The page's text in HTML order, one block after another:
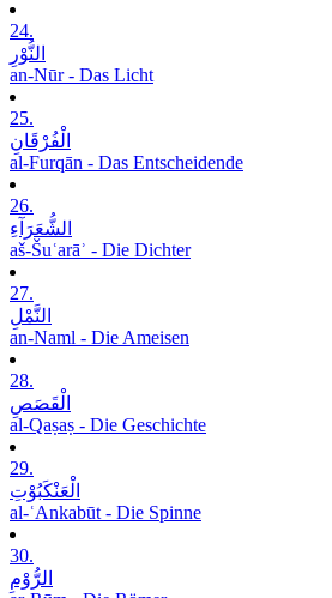
24.
النُّوْرِ
an-Nūr - Das Licht
25.
الْفُرْقَانِ
al-Furqān - Das Entscheidende
26.
الشُّعَرَآءِ
aš-Šuʿarāʾ - Die Dichter
27.
النَّمْلِ
an-Naml - Die Ameisen
28.
الْقَصَصِ
al-Qaṣaṣ - Die Geschichte
29.
الْعَنْکَبُوْتِ
al-ʿAnkabūt - Die Spinne
30.
الرُّوْمِ